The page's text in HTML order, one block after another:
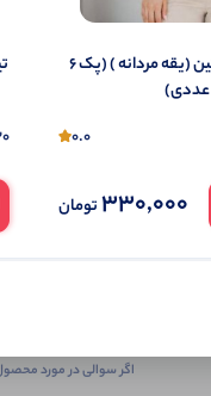
اگر سوالی در مورد
تیشرت نیم آستین (یقه مردانه ) (پک 6
عددی)
0.0
330,000تومان